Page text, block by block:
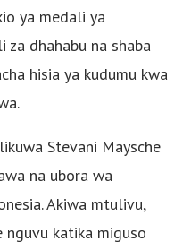
ya medali ya
za dhahabu na shaba
hisia ya kudumu kwa
Stevani Maysche
na ubora wa
Akiwa mtulivu,
nguvu katika miguso